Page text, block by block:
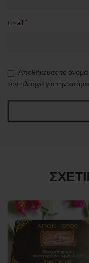
Email *
Αποθήκευσε το όνομά
τον πλοηγό για την